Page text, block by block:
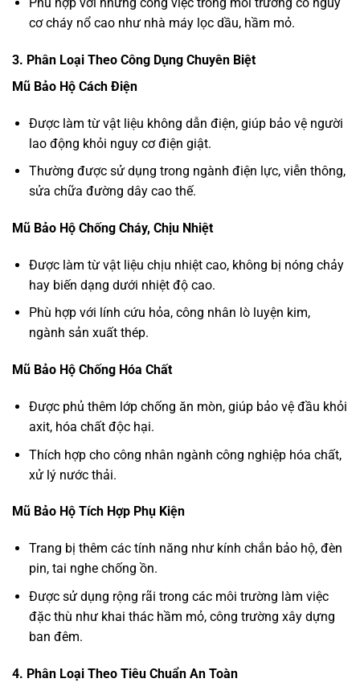
cơ cháy nổ cao như nhà máy lọc dầu, hầm mỏ.
3. Phân Loại Theo Công Dụng Chuyên Biệt
Mũ Bảo Hộ Cách Điện
Được làm từ vật liệu không dẫn điện, giúp bảo vệ người
lao động khỏi nguy cơ điện giật.
Thường được sử dụng trong ngành điện lực, viễn thông,
sửa chữa đường dây cao thế.
Mũ Bảo Hộ Chống Cháy, Chịu Nhiệt
Được làm từ vật liệu chịu nhiệt cao, không bị nóng chảy
hay biến dạng dưới nhiệt độ cao.
Phù hợp với lính cứu hỏa, công nhân lò luyện kim,
ngành sản xuất thép.
Mũ Bảo Hộ Chống Hóa Chất
Được phủ thêm lớp chống ăn mòn, giúp bảo vệ đầu khỏi
axit, hóa chất độc hại.
Thích hợp cho công nhân ngành công nghiệp hóa chất,
xử lý nước thải.
Mũ Bảo Hộ Tích Hợp Phụ Kiện
Trang bị thêm các tính năng như kính chắn bảo hộ, đèn
pin, tai nghe chống ồn.
Được sử dụng rộng rãi trong các môi trường làm việc
đặc thù như khai thác hầm mỏ, công trường xây dựng
ban đêm.
4. Phân Loại Theo Tiêu Chuẩn An Toàn